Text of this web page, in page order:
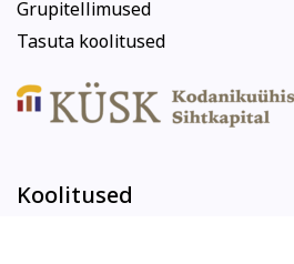
Grupitellimused
Tasuta koolitused
Koolitused